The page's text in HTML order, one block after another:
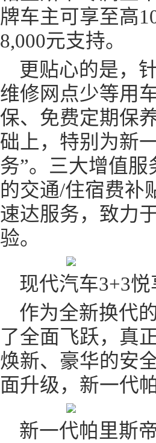
牌车主可享至高
8,000元支持。
更贴心的是，
维修网点少等用
保、免费定期保
础上，特别为新
务”。三大增值
的交通/住宿费补
速达服务，致力
验。
现代汽车3+3
作为全新换代
了全面飞跃，真
焕新、豪华的安
面升级，新一代
新一代帕里斯